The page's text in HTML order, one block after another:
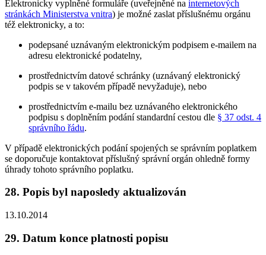
Elektronicky vyplněné formuláře (uveřejněné na internetových
stránkách Ministerstva vnitra) je možné zaslat příslušnému orgánu
též elektronicky, a to:
podepsané uznávaným elektronickým podpisem e-mailem na
adresu elektronické podatelny,
prostřednictvím datové schránky (uznávaný elektronický
podpis se v takovém případě nevyžaduje), nebo
prostřednictvím e-mailu bez uznávaného elektronického
podpisu s doplněním podání standardní cestou dle § 37 odst. 4
správního řádu.
V případě elektronických podání spojených se správním poplatkem
se doporučuje kontaktovat příslušný správní orgán ohledně formy
úhrady tohoto správního poplatku.
28. Popis byl naposledy aktualizován
13.10.2014
29. Datum konce platnosti popisu